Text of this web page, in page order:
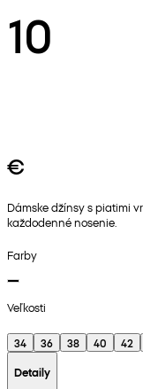
10
€
Dámske džínsy s piatimi
každodenné nosenie.
Farby
Veľkosti
34 36 38 40 42
Detaily